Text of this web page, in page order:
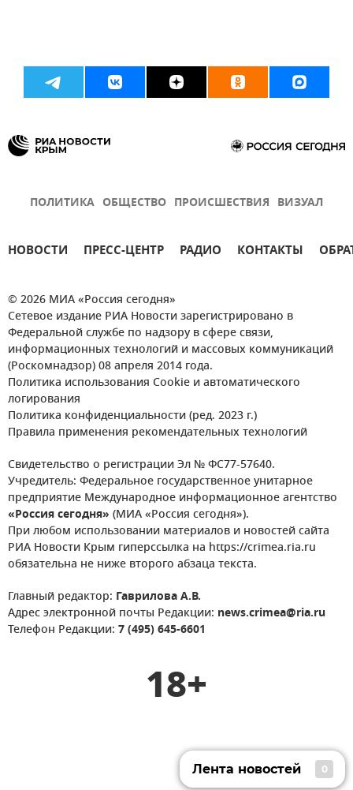
ПОЛИТИКА ОБЩЕСТВО ПРОИСШЕСТВИЯ ВИЗУАЛ
НОВОСТИ ПРЕСС-ЦЕНТР РАДИО КОНТАКТЫ
© 2026 МИА «Россия сегодня»
Сетевое издание РИА Новости зарегистрировано в
Федеральной службе по надзору в сфере связи,
информационных технологий и массовых коммуникаций
(Роскомнадзор) 08 апреля 2014 года.
Политика использования Cookie и автоматического
логирования
Политика конфиденциальности (ред. 2023 г.)
Правила применения рекомендательных технологий
Свидетельство о регистрации Эл № ФС77-57640.
Учредитель: Федеральное государственное унитарное
предприятие Международное информационное агентство
«Россия сегодня» (МИА «Россия сегодня»).
При любом использовании материалов и новостей сайта
РИА Новости Крым гиперссылка на https://crimea.ria.ru
обязательна не ниже второго абзаца текста.
Главный редактор: Гаврилова А.В.
Адрес электронной почты Редакции: news.crimea@ria.ru
Телефон Редакции: 7 (495) 645-6601
18+
Лента новостей 0